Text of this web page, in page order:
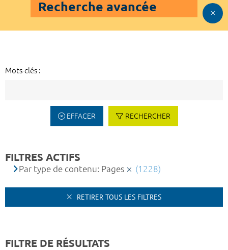
Recherche avancée
Mots-clés :
EFFACER RECHERCHER
FILTRES ACTIFS
Par type de contenu: Pages (1228)
RETIRER TOUS LES FILTRES
FILTRE DE RÉSULTATS